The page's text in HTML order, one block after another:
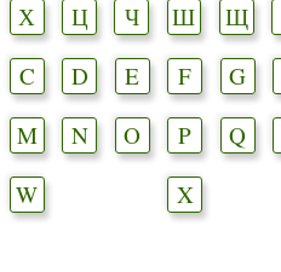
Х
Ц Ч Ш Щ
C
D E F G
M
N O P Q
W
X